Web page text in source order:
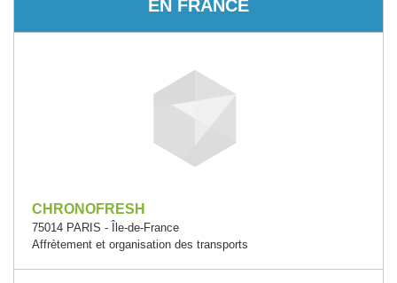
EN FRANCE
CHRONOFRESH
75014 PARIS - Île-de-France
Affrètement et organisation des transports